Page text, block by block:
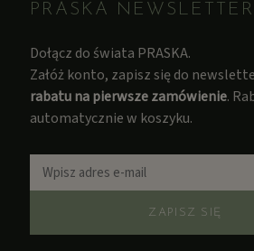
PRASKA NEWSLETTER
Dołącz do świata PRASKA.
Załóż konto, zapisz się do
rabatu na pierwsze zamówienie.
automatycznie w koszyku.
ZAPISZ SIĘ